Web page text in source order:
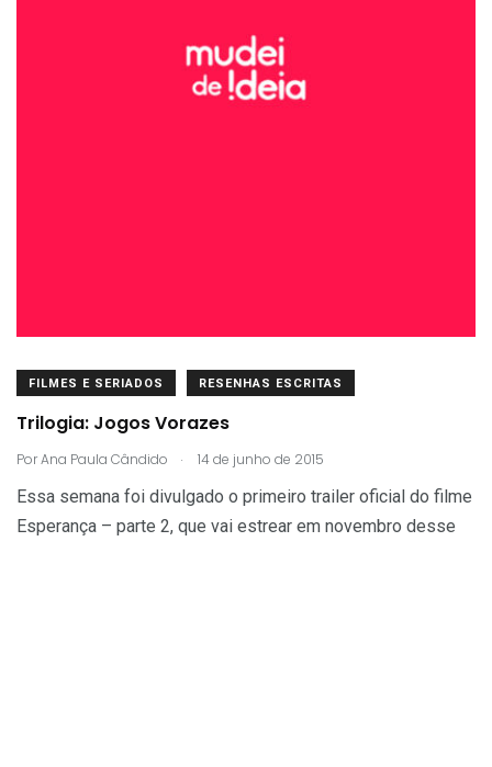
FILMES E SERIADOS RESENHAS ESCRITAS
Trilogia: Jogos Vorazes
PorAna Paula Cândido . 14 de junho de 2015
Essa semana foi divulgado o primeiro trailer oficial do filme
Esperança – parte 2, que vai estrear em novembro desse